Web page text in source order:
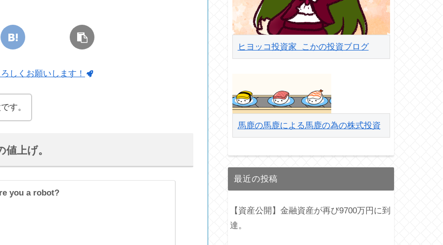
しくお願いします！
す。
上げ。
you a robot?
ヒヨッコ投資家 こかの投資ブログ
馬鹿の馬鹿による馬鹿の為の株式投資
最近の投稿
【資産公開】金融資産が再び9700万円に到
達。